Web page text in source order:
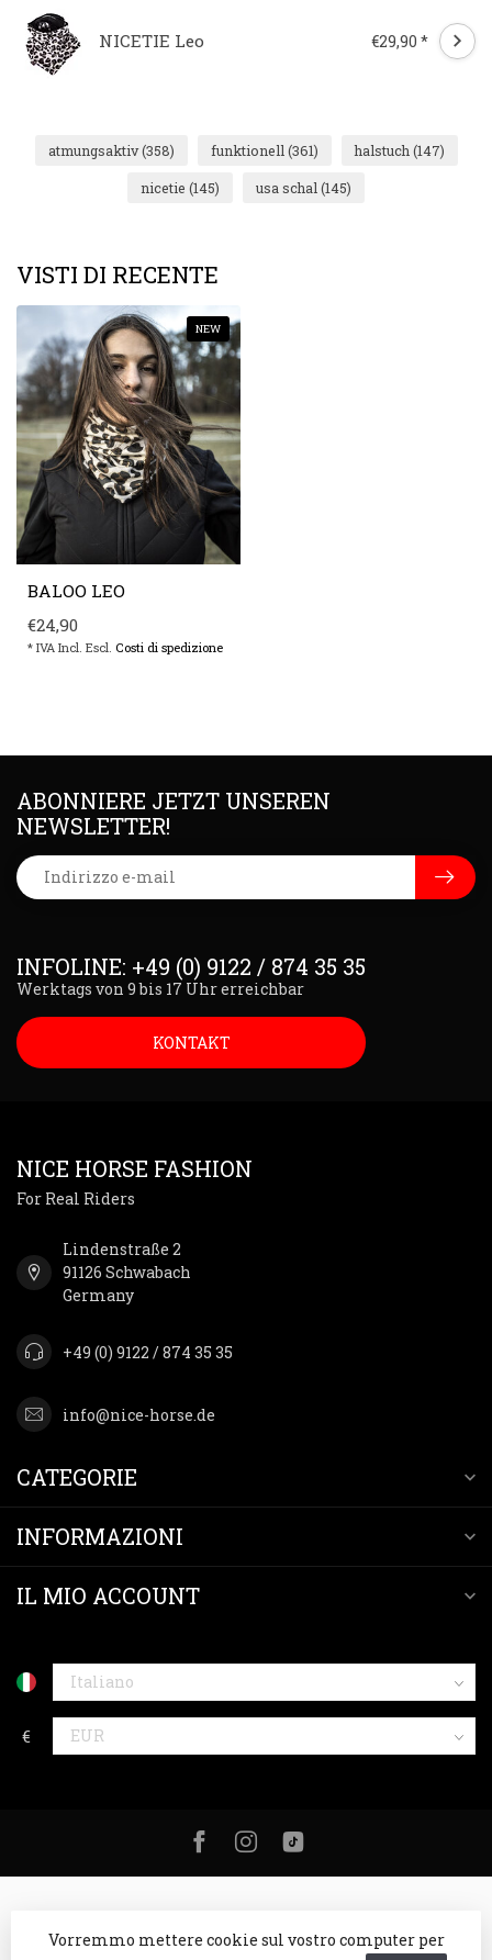
NICETIE Leo €29,90 *
atmungsaktiv(358) funktionell(361) halstuch(147)
nicetie (145) usa schal(145)
VISTI DI RECENTE
NEW
BALOO LEO
€24,90
* IVA Incl. Escl. Costi di spedizione
INFOLINE: +49 (0) 9122 / 874 35 35
Werktags von 9 bis 17 Uhr erreichbar
KONTAKT
ABONNIERE JETZT UNSEREN
NEWSLETTER!
NICE HORSE FASHION
For Real Riders
Lindenstraße 2
91126 Schwabach
Germany
+49 (0) 9122 / 874 35 35
info@nice-horse.de
CATEGORIE
INFORMAZIONI
IL MIO ACCOUNT
€
Vorremmo mettere cookie sul vostro computer per